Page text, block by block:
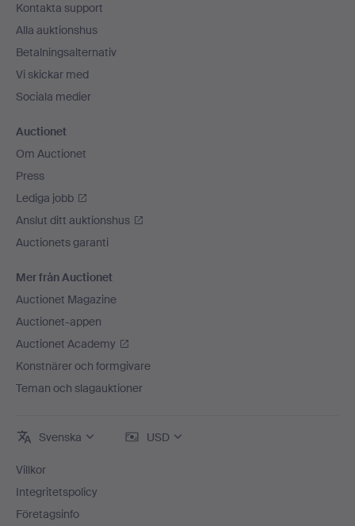
Kontakta support
Alla auktionshus
Betalningsalternativ
Vi skickar med
Sociala medier
Auctionet
Om Auctionet
Press
Lediga jobb
Anslut ditt auktionshus
Auctionets garanti
Mer från Auctionet
Auctionet Magazine
Auctionet-appen
Auctionet Academy
Konstnärer och formgivare
Teman och slagauktioner
Svenska USD
Villkor
Integritetspolicy
Företagsinfo